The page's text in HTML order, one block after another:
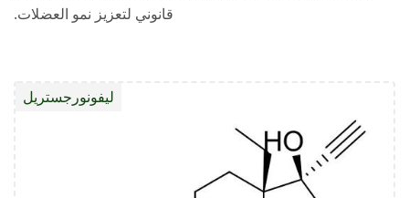
قانوني لتعزيز نمو العضلات.
ليفونورجستريل